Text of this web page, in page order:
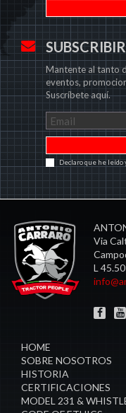
Mantente al tanto
eventos,
Suscríbete aquí.
Declaro que he leído
Via
L
HOME
SOBRE NOSOTROS
HISTORIA
CERTIFICACIONES
MODEL 231 &